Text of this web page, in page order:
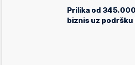
Prilika od
biznis uz